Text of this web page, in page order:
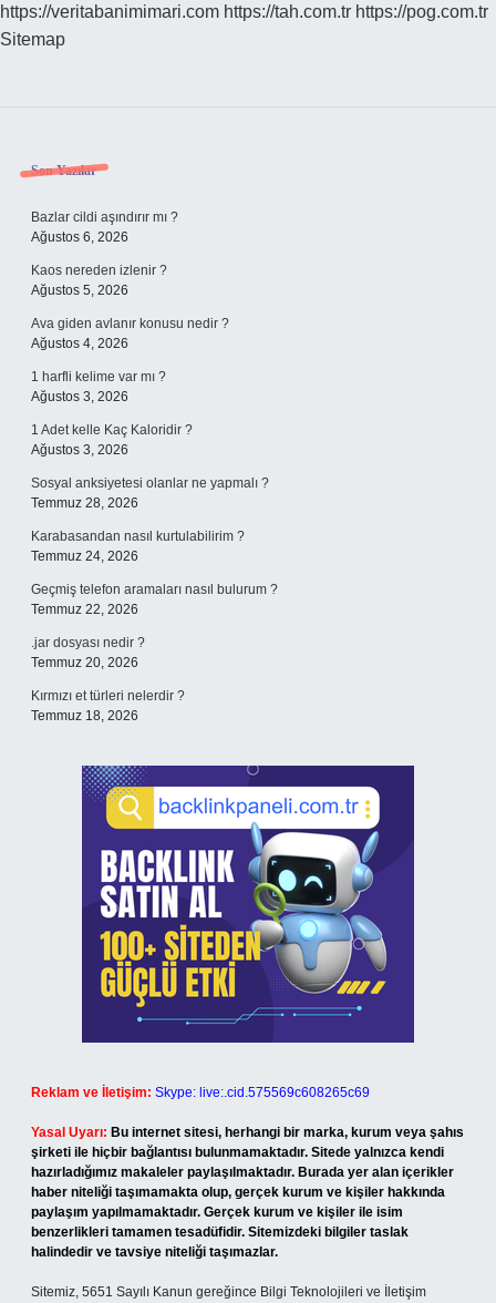
https://veritabanimimari.com https://tah.com.tr https://pog.com.tr
Sitemap
Sidebar
Son Yazılar
Bazlar cildi aşındırır mı ?
Ağustos 6, 2026
Kaos nereden izlenir ?
Ağustos 5, 2026
Ava giden avlanır konusu nedir ?
Ağustos 4, 2026
1 harfli kelime var mı ?
Ağustos 3, 2026
1 Adet kelle Kaç Kaloridir ?
Ağustos 3, 2026
Sosyal anksiyetesi olanlar ne yapmalı ?
Temmuz 28, 2026
Karabasandan nasıl kurtulabilirim ?
Temmuz 24, 2026
Geçmiş telefon aramaları nasıl bulurum ?
Temmuz 22, 2026
.jar dosyası nedir ?
Temmuz 20, 2026
Kırmızı et türleri nelerdir ?
Temmuz 18, 2026
Reklam ve İletişim: Skype: live:.cid.575569c608265c69
Yasal Uyarı: Bu internet sitesi, herhangi bir marka, kurum veya şahıs
şirketi ile hiçbir bağlantısı bulunmamaktadır. Sitede yalnızca kendi
hazırladığımız makaleler paylaşılmaktadır. Burada yer alan içerikler
haber niteliği taşımamakta olup, gerçek kurum ve kişiler hakkında
paylaşım yapılmamaktadır. Gerçek kurum ve kişiler ile isim
benzerlikleri tamamen tesadüfidir. Sitemizdeki bilgiler taslak
halindedir ve tavsiye niteliği taşımazlar.
Sitemiz, 5651 Sayılı Kanun gereğince Bilgi Teknolojileri ve İletişim